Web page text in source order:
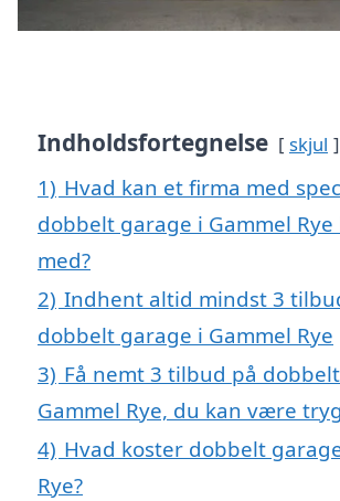
Indholdsfortegnelse skjul
1) Hvad kan et firma med
dobbelt garage i Gammel
med?
2) Indhent altid mindst 3
dobbelt garage i Gammel Rye
3) Få nemt 3 tilbud på
Gammel Rye, du kan være
4) Hvad koster dobbelt
Rye?